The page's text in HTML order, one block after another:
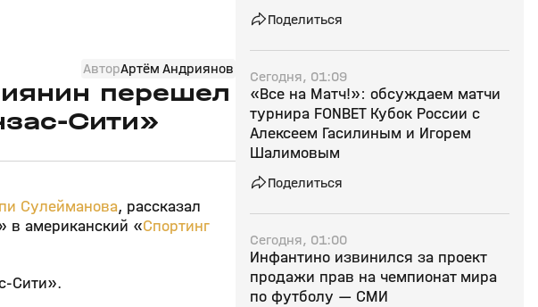
АвторАртём Андриянов
перешел
Сулейманова, рассказал
в американский «Спортинг
Поделиться
Сегодня, 01:09
«Все на Матч!»: обсуждаем матчи
турнира FONBET Кубок России с
Алексеем Гасилиным и Игорем
Шалимовым
Поделиться
Сегодня, 01:00
Инфантино извинился за проект
продажи прав на чемпионат мира
по футболу — СМИ